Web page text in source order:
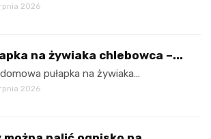
2026
na żywiaka chlebowca –...
pułapka na żywiaka…
2026